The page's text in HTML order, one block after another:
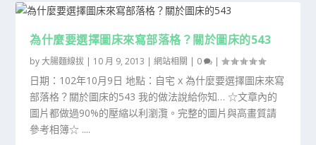
為什麼要選擇圖床來寫部落格？關於圖床的543
by大腸麵線拔 | 10 月 9, 2013 |網站相關 | 0 |
日期：102年10月9日 地點：自宅 x 為什麼要選擇圖床來寫
部落格？關於圖床的543 我的做法說給你知… ☆文章內的
圖片都做過90%的壓縮以利瀏灠。完整的圖片與高畫質請
參考相簿☆ ....